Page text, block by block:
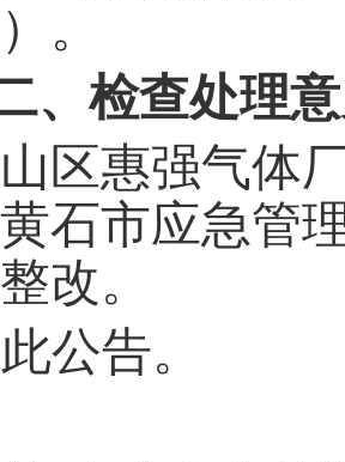
。
、检查处理
区惠强气体
石市应急管
改。
公告。